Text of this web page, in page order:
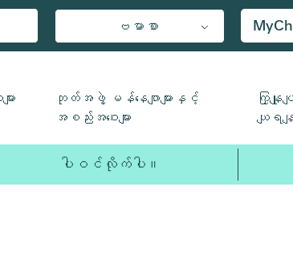
ဗမာစာ
ား
ဘုတ်အဖွဲ့ မန်နေဂျာများနှင့်
အစည်းအဝေးများ
ကြှန
ယျရန
ပါဝင်လိုက်ပါ။